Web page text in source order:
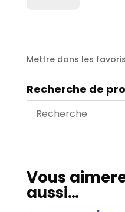
fond
assainipieces
diam
125
Mettre dans les favoris
Recherche de
Vous
aussi…